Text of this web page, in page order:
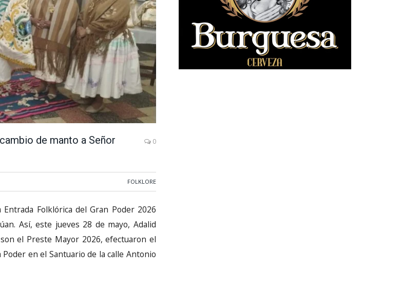
de manto a Señor
0
FOLKLORE
Folklórica del Gran Poder 2026
Así, este jueves 28 de mayo, Adalid
el Preste Mayor 2026, efectuaron el
en el Santuario de la calle Antonio